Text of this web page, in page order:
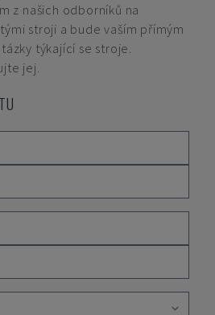
z našich odborníků na
stroji a bude vaším přímým
týkající se stroje.
jej.